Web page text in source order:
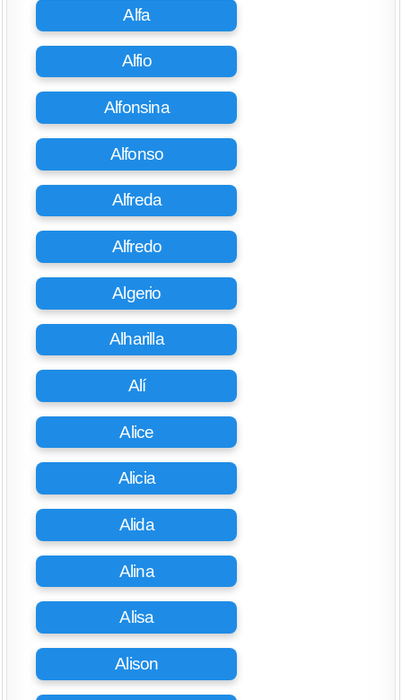
Alfa
Alfio
Alfonsina
Alfonso
Alfreda
Alfredo
Algerio
Alharilla
Alí
Alice
Alicia
Alida
Alina
Alisa
Alison